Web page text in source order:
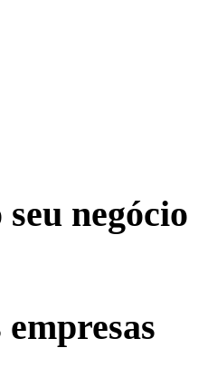
negócio